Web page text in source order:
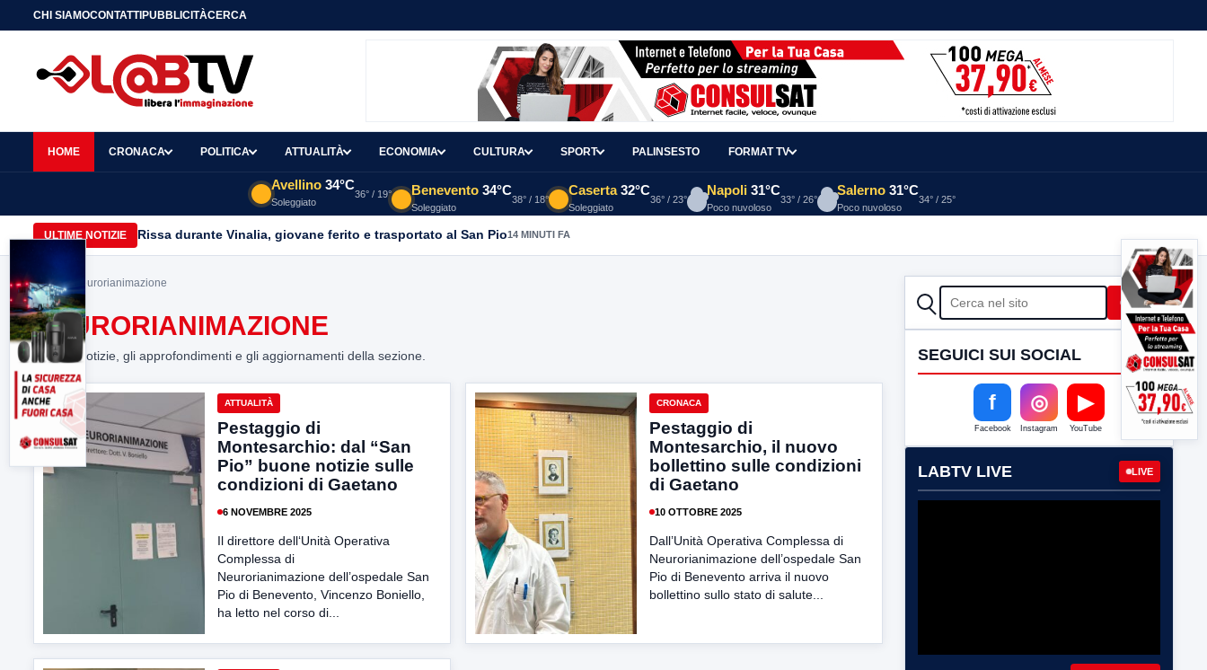
CHI SIAMOCONTATTIPUBBLICITÀCERCA
HOME CRONACA POLITICA ATTUALITÀ ECONOMIA CULTURA SPORT PALINSESTO FORMAT TV
Avellino 34°C
Soleggiato
36° / 19° Benevento 34°C
Soleggiato
38° / 18°
Caserta 32°C
Soleggiato
36° / 23°
Napoli 31°C
Poco nuvoloso
33° / 26°
Salerno 31°C
Poco nuvoloso
34° / 25°
ULTIME NOTIZIE Rissa durante Vinalia, giovane ferito e trasportato al San Pio14 MINUTI FA
Home> neurorianimazione
NEURORIANIMAZIONE
Tutte le notizie, gli approfondimenti e gli aggiornamenti della sezione.
ATTUALITÀ
Pestaggio di
Montesarchio: dal “San
Pio” buone notizie sulle
condizioni di Gaetano
6 NOVEMBRE 2025
Il direttore dell‘Unità Operativa
Complessa di
Neurorianimazione dell’ospedale San
Pio di Benevento, Vincenzo Boniello,
ha letto nel corso di...
CRONACA
Pestaggio di
Montesarchio, il nuovo
bollettino sulle condizioni
di Gaetano
10 OTTOBRE 2025
Dall’Unità Operativa Complessa di
Neurorianimazione dell’ospedale San
Pio di Benevento arriva il nuovo
bollettino sullo stato di salute...
CERCA Cerca
SEGUICI SUI SOCIAL
f
Facebook
◎
Instagram
▶
YouTube
LABTV LIVE LIVE